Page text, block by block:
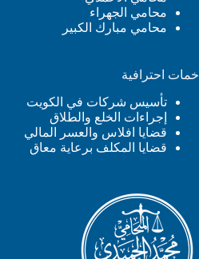
محامي الجهراء
محامي مبارك الكبير
خمات احترافية
تأسيس شركات في الكويت
إجراءات الخلع والطلاق
قضايا افلاس والعسر المالي
قضايا المكلف برعاية معاق